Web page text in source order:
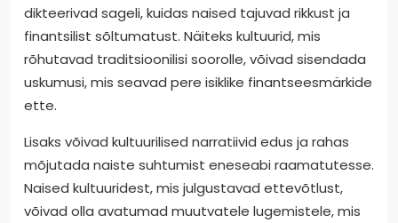
dikteerivad sageli, kuidas naised tajuvad rikkust ja
finantsilist sõltumatust. Näiteks kultuurid, mis
rõhutavad traditsioonilisi soorolle, võivad sisendada
uskumusi, mis seavad pere isiklike finantseesmärkide
ette.
Lisaks võivad kultuurilised narratiivid edus ja rahas
mõjutada naiste suhtumist eneseabi raamatutesse.
Naised kultuuridest, mis julgustavad ettevõtlust,
võivad olla avatumad muutvatele lugemistele, mis